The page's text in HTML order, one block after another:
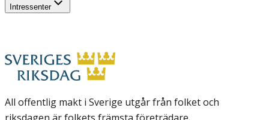
Intressenter
All offentlig makt i Sverige utgår från folket och